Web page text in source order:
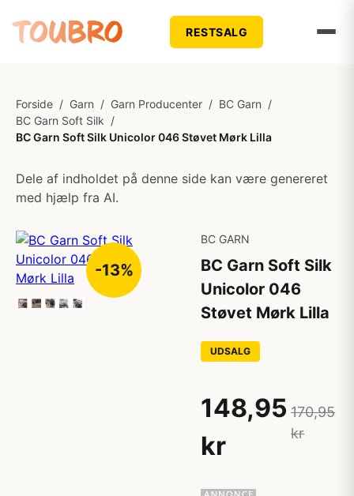
RESTSALG
Forside / Garn / Garn Producenter / BC Garn /
BC Garn Soft Silk /
BC Garn Soft Silk Unicolor 046 Støvet Mørk Lilla
Dele af indholdet på denne side kan være genereret
med hjælp fra AI.
-13%
BC GARN
BC Garn Soft Silk
Unicolor 046
Støvet Mørk Lilla
UDSALG
148,95
kr
170,95
kr